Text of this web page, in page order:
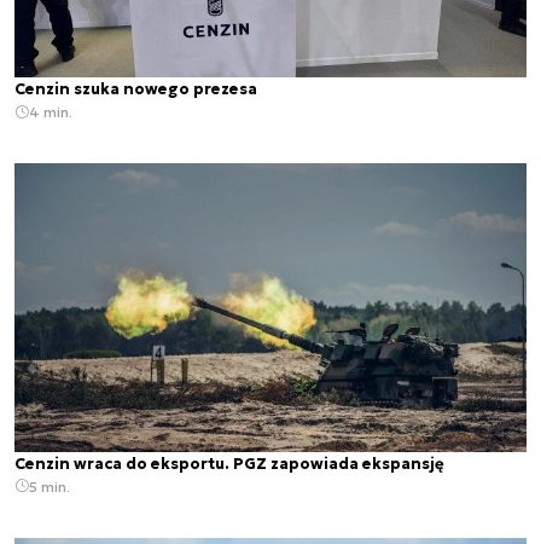
Cenzin szuka nowego prezesa
4 min.
Cenzin wraca do eksportu. PGZ zapowiada ekspansję
5 min.